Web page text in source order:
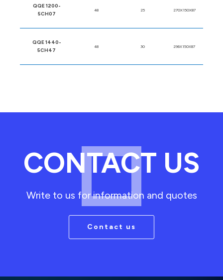
QQE 1200-
5CH07
48 25 270X150X87
QQE 1440-
5CH47
48 30 296X150X87
CONTACT US
Write to us for information and quotes
Contact us